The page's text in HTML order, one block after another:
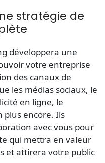
stratégie de
développera une
votre entreprise
des canaux de
les médias sociaux, le
en ligne, le
plus encore. Ils
avec vous pour
qui mettra en valeur
et attirera votre public